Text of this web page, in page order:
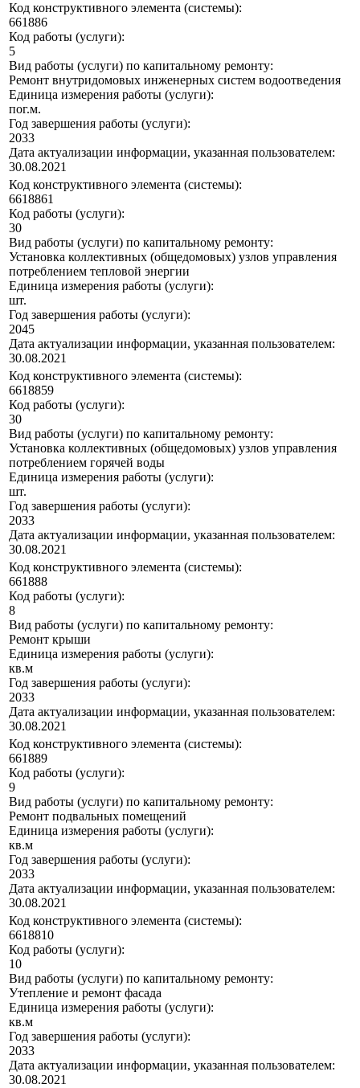
Код конструктивного элемента (системы):
661886
Код работы (услуги):
5
Вид работы (услуги) по капитальному ремонту:
Ремонт внутридомовых инженерных систем водоотведения
Единица измерения работы (услуги):
пог.м.
Год завершения работы (услуги):
2033
Дата актуализации информации, указанная пользователем:
30.08.2021
Код конструктивного элемента (системы):
6618861
Код работы (услуги):
30
Вид работы (услуги) по капитальному ремонту:
Установка коллективных (общедомовых) узлов управления
потреблением тепловой энергии
Единица измерения работы (услуги):
шт.
Год завершения работы (услуги):
2045
Дата актуализации информации, указанная пользователем:
30.08.2021
Код конструктивного элемента (системы):
6618859
Код работы (услуги):
30
Вид работы (услуги) по капитальному ремонту:
Установка коллективных (общедомовых) узлов управления
потреблением горячей воды
Единица измерения работы (услуги):
шт.
Год завершения работы (услуги):
2033
Дата актуализации информации, указанная пользователем:
30.08.2021
Код конструктивного элемента (системы):
661888
Код работы (услуги):
8
Вид работы (услуги) по капитальному ремонту:
Ремонт крыши
Единица измерения работы (услуги):
кв.м
Год завершения работы (услуги):
2033
Дата актуализации информации, указанная пользователем:
30.08.2021
Код конструктивного элемента (системы):
661889
Код работы (услуги):
9
Вид работы (услуги) по капитальному ремонту:
Ремонт подвальных помещений
Единица измерения работы (услуги):
кв.м
Год завершения работы (услуги):
2033
Дата актуализации информации, указанная пользователем:
30.08.2021
Код конструктивного элемента (системы):
6618810
Код работы (услуги):
10
Вид работы (услуги) по капитальному ремонту:
Утепление и ремонт фасада
Единица измерения работы (услуги):
кв.м
Год завершения работы (услуги):
2033
Дата актуализации информации, указанная пользователем:
30.08.2021